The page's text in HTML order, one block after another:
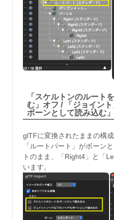
「スケルトンのルート
む」オフ / 「ジョイン
ボーンとして読み込む
glTFに変換されたままの構
「ルートパート」がボーン
トのまま、「Right4」と「
います。